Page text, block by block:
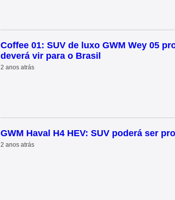
Coffee 01: SUV de luxo GWM Wey 05
deverá vir para o Brasil
2 anos atrás
GWM Haval H4 HEV: SUV poderá ser
2 anos atrás